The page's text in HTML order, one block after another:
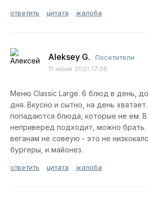
ответить цитата жалоба
Aleksey G.
Посетители
11 июня 2021 17:08
Меню Classic Large. 6 блюд в день,
дня. Вкусно и сытно, на день
попадаются блюда, которые не ем.
неприверед подходит, можно
веганам не совеую - это не
бургеры, и майонез.
ответить цитата жалоба